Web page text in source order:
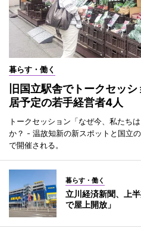
暮らす・働く
旧国立駅舎でトークセッ
居予定の若手経営者4人
トークセッション「なぜ今、私たち
か？ - 温故知新の新スポットと国立
で開催される。
暮らす・働く
立川経済新聞、上
で屋上開放」